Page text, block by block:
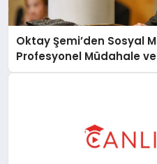
Oktay Şemi’den Sosyal
Profesyonel Müdahale ve